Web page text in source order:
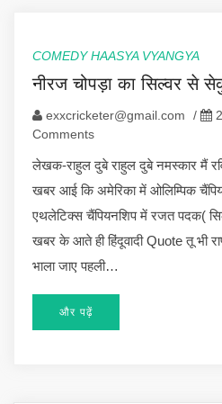
COMEDY HAASYA VYANGYA
नीरज चोपड़ा का सिल्वर से
exxcricketer@gmail.com /
Comments
लेखक-राहुल दुबे राहुल दुबे नमस्कार मैं
खबर आई कि अमेरिका में ओलिम्पिक
एथलेटिक्स चैंपियनशिप में रजत पदक(
खबर के आते ही हिंदूवादी Quote तू भी
भाला जाए पहली…
और पढ़ें